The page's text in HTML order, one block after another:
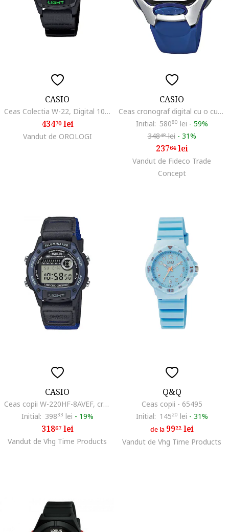
CASIO
Ceas Colectia W-22, Digital 1091214601, Negru
43470lei
Vandut de OROLOGI
CASIO
Ceas cronograf digital cu o curea din rasina, Albastru
Initial: 58080 lei - 59%
34848lei - 31%
23764lei
Vandut de Fideco Trade
Concept
CASIO
Ceas copii W-220HF-8AVEF, cronograf digital, curea din textil, negru
Initial: 39833 lei - 19%
31867lei
Vandut de Vhg Time Products
Q&Q
Ceas copii - 65495
Initial: 14520 lei - 31%
de la 9922lei
Vandut de Vhg Time Products